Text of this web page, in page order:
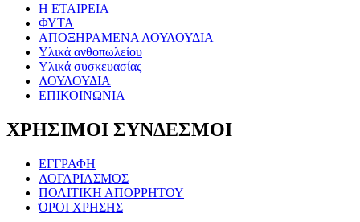
Η ΕΤΑΙΡΕΙΑ
ΦΥΤΑ
ΑΠΟΞΗΡΑΜΕΝΑ ΛΟΥΛΟΥΔΙΑ
Υλικά ανθοπωλείου
Υλικά συσκευασίας
ΛΟΥΛΟΥΔΙΑ
ΕΠΙΚΟΙΝΩΝΙΑ
ΧΡΗΣΙΜΟΙ ΣΥΝΔΕΣΜΟΙ
ΕΓΓΡΑΦΗ
ΛΟΓΑΡΙΑΣΜΟΣ
ΠΟΛΙΤΙΚΗ ΑΠΟΡΡΗΤΟΥ
ΌΡΟΙ ΧΡΗΣΗΣ